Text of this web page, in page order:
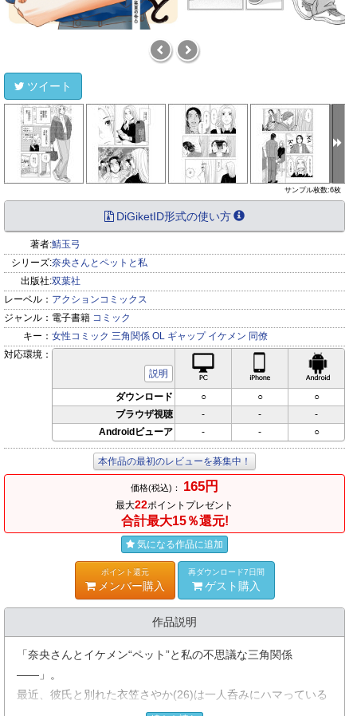
ツイート
サンプル枚数:6枚
DiGiketID形式の使い方
著者:鯖玉弓
シリーズ:奈央さんとペットと私
出版社:双葉社
レーベル： アクションコミックス
ジャンル： 電子書籍 コミック
キー： 女性コミック 三角関係 OL ギャップ イケメン 同僚
対応環境：
説明
iPhone対応
ダウンロード ○ ○
○
ブラウザ視聴
- -
-
Androidビューア
- - ○
本作品の最初のレビューを募集中！
価格(税込)： 165円
最大22ポイントプレゼント
合計最大15％還元!
気になる作品に追加
ポイント還元
メンバー購入
再ダウンロード7日間
ゲスト購入
作品説明
「奈央さんとイケメン“ペット”と私の不思議な三角関係
――」。
最近、彼氏と別れた衣笠さやか(26)は一人呑みにハマっている